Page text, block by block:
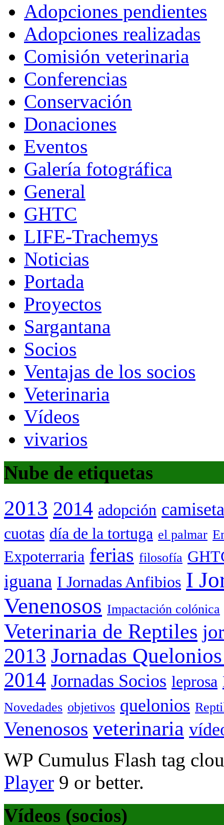
Adopciones pendientes
Adopciones realizadas
Comisión veterinaria
Conferencias
Conservación
Donaciones
Eventos
Galería fotográfica
General
GHTC
LIFE-Trachemys
Noticias
Portada
Proyectos
Sargantana
Socios
Ventajas de los socios
Veterinaria
Vídeos
vivarios
Nube de etiquetas
2013 2014 adopción
cuotas día de la tortuga el palmar
Expoterraria ferias filosofía
iguana I Jornadas Anfibios I
Venenosos Impactación colónica
Veterinaria de Reptiles
2013 Jornadas
2014 Jornadas Socios leprosa
Novedades objetivos quelonios
Venenosos veterinaria
WP Cumulus Flash tag
Player 9 or better.
Vídeos (socios)